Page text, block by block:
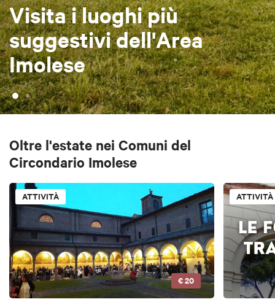
Visita i luoghi più
suggestivi dell'Area
Imolese
Oltre l'estate nei Comuni del
Circondario Imolese
ATTIVITÀ
€ 20
ATTIVITÀ